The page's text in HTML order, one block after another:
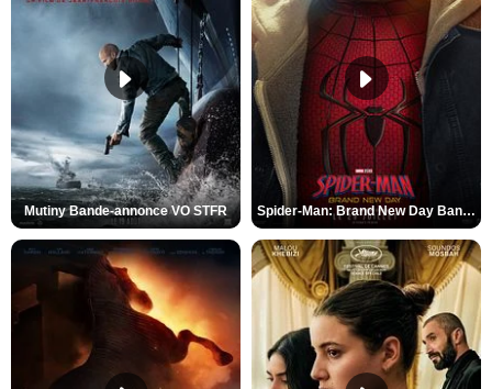
Mutiny Bande-annonce VO STFR Spider-Man: Brand New Day Bande-annonce VO STFR